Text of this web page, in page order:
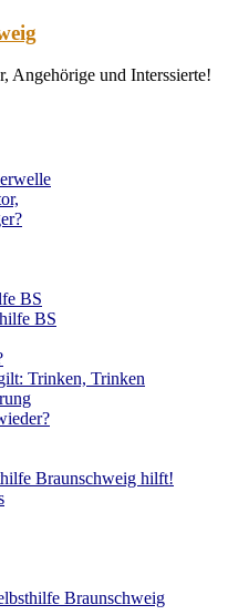
Angehörige und Interssierte!
BS
BS
Trinken, Trinken
Braunschweig hilft!
Braunschweig